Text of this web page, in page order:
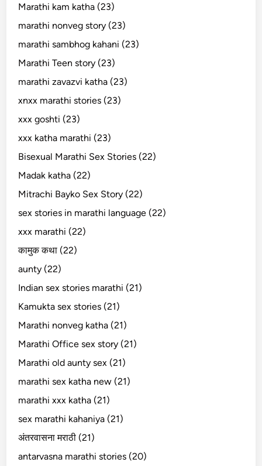
Marathi kam katha (23)
marathi nonveg story (23)
marathi sambhog kahani (23)
Marathi Teen story (23)
marathi zavazvi katha (23)
xnxx marathi stories (23)
xxx goshti (23)
xxx katha marathi (23)
Bisexual Marathi Sex Stories (22)
Madak katha (22)
Mitrachi Bayko Sex Story (22)
sex stories in marathi language (22)
xxx marathi (22)
कामुक कथा (22)
aunty (22)
Indian sex stories marathi (21)
Kamukta sex stories (21)
Marathi nonveg katha (21)
Marathi Office sex story (21)
Marathi old aunty sex (21)
marathi sex katha new (21)
marathi xxx katha (21)
sex marathi kahaniya (21)
अंतरवासना मराठी (21)
antarvasna marathi stories (20)